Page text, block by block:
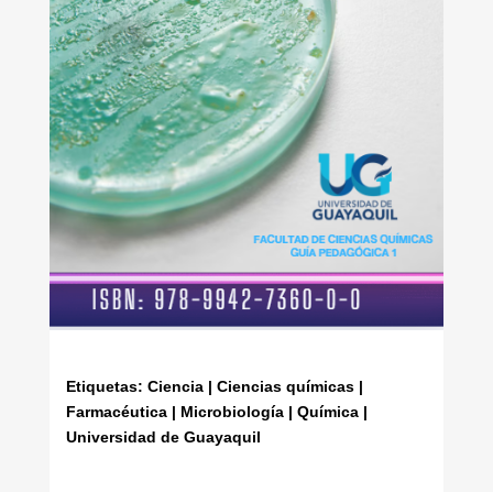
Etiquetas: Ciencia | Ciencias químicas |
Farmacéutica | Microbiología | Química |
Universidad de Guayaquil